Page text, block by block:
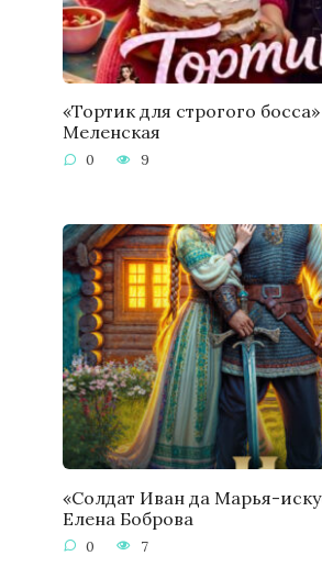
«Тортик для строгого
Меленская
0 9
«Солдат Иван да Марья-
Елена Боброва
0 7